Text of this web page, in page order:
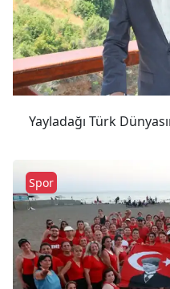
Yayladağı Türk
Spor